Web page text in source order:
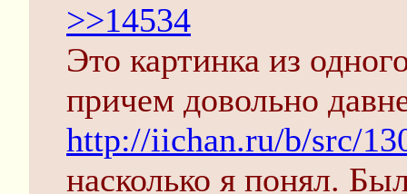
>>14534
Это картинка из
причем довольно
http://iichan.ru/b/src/
насколько я понял.